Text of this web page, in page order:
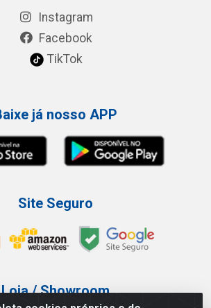
Instagram
Facebook
TikTok
já nosso APP
Site Seguro
Loja / Showroom